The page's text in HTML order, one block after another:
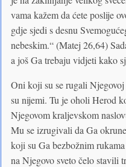
vama kažem da ćete poslije
gdje sjedi s desnu
nebeskim.“ (Matej 26,64)
a još Ga trebaju vidjeti kako
Oni koji su se rugali
su nijemi. Tu je oholi Herod
Njegovom kraljevskom
Mu se izrugivali da Ga
koji su Ga bezbožnim
na Njegovo sveto čelo stavili